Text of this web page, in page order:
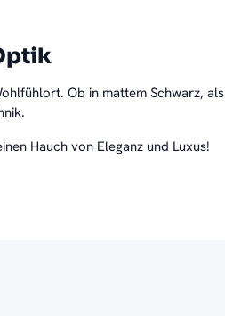
Ob in mattem Schwarz, als
Hauch von Eleganz und Luxus!